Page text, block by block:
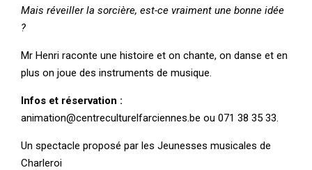
Mais réveiller la sorcière, est-ce vraiment une bonne idée
?
Mr Henri raconte une histoire et on chante, on danse et en
plus on joue des instruments de musique.
Infos et réservation :
animation@centreculturelfarciennes.be ou 071 38 35 33.
Un spectacle proposé par les Jeunesses musicales de
Charleroi